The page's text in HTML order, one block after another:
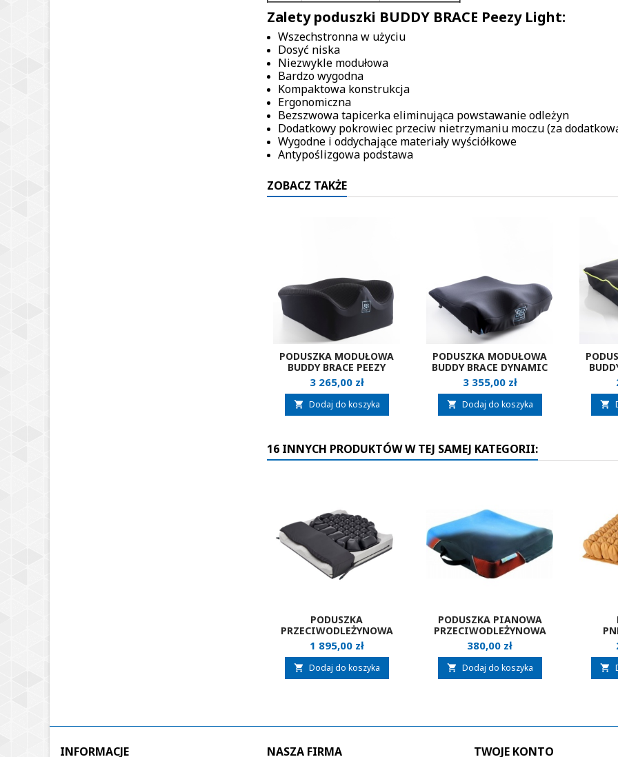
Zalety poduszki BUDDY BRACE Peezy Light:
Wszechstronna w użyciu
Dosyć niska
Niezwykle modułowa
Bardzo wygodna
Kompaktowa konstrukcja
Ergonomiczna
Bezszwowa tapicerka eliminująca powstawanie odleżyn
Dodatkowy pokrowiec przeciw nietrzymaniu moczu (za
Wygodne i oddychające materiały wyściółkowe
Antypoślizgowa podstawa
ZOBACZ TAKŻE
PODUSZKA MODUŁOWA
BUDDY BRACE PEEZY
Cena
3 265,00 zł
 Dodaj do koszyka
PODUSZKA MODUŁOWA
BUDDY BRACE DYNAMIC
Cena
3 355,00 zł
 Dodaj do koszyka 
16 INNYCH PRODUKTÓW W TEJ SAMEJ KATEGORII:
PODUSZKA
PRZECIWODLEŻYNOWA
ROHO HYBRID ELITE
Cena
1 895,00 zł
 Dodaj do koszyka
PODUSZKA PIANOWA
PRZECIWODLEŻYNOWA
SYSTAM P371C
Cena
380,00 zł
 Dodaj do koszyka 
INFORMACJE NASZA FIRMA TWOJE KONTO